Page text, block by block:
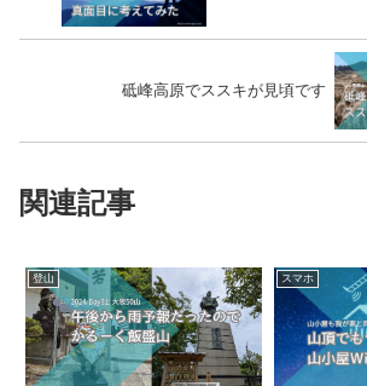
砥峰高原でススキが見頃です
関連記事
登山 スマホ